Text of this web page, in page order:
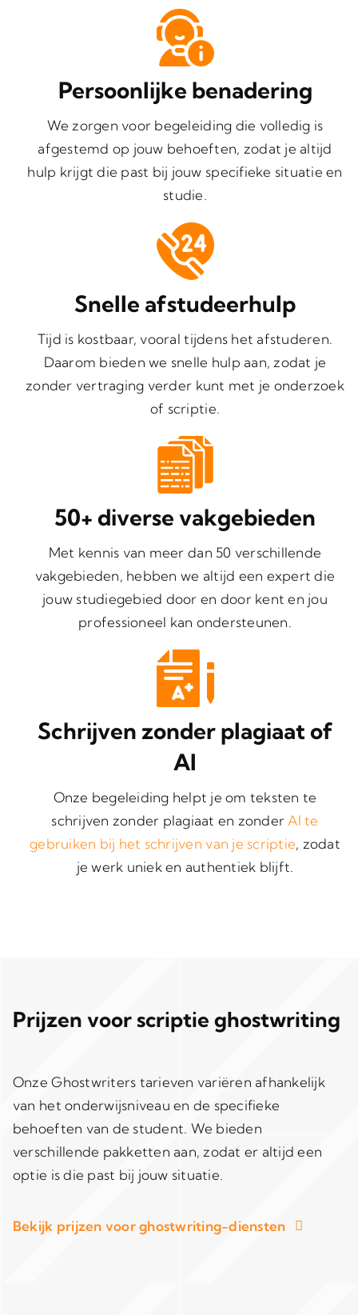
Persoonlijke benadering
We zorgen voor begeleiding die volledig is
afgestemd op jouw behoeften, zodat je altijd
hulp krijgt die past bij jouw specifieke situatie en
studie.
Snelle afstudeerhulp
Tijd is kostbaar, vooral tijdens het afstuderen.
Daarom bieden we snelle hulp aan, zodat je
zonder vertraging verder kunt met je onderzoek
of scriptie.
50+ diverse vakgebieden
Met kennis van meer dan 50 verschillende
vakgebieden, hebben we altijd een expert die
jouw studiegebied door en door kent en jou
professioneel kan ondersteunen.
Schrijven zonder plagiaat of
AI
Onze begeleiding helpt je om teksten te
schrijven zonder plagiaat en zonder AI te
gebruiken bij het schrijven van je scriptie, zodat
je werk uniek en authentiek blijft.
Prijzen voor scriptie ghostwriting
Onze Ghostwriters tarieven variëren afhankelijk
van het onderwijsniveau en de specifieke
behoeften van de student. We bieden
verschillende pakketten aan, zodat er altijd een
optie is die past bij jouw situatie.
Bekijk prijzen voor ghostwriting-diensten